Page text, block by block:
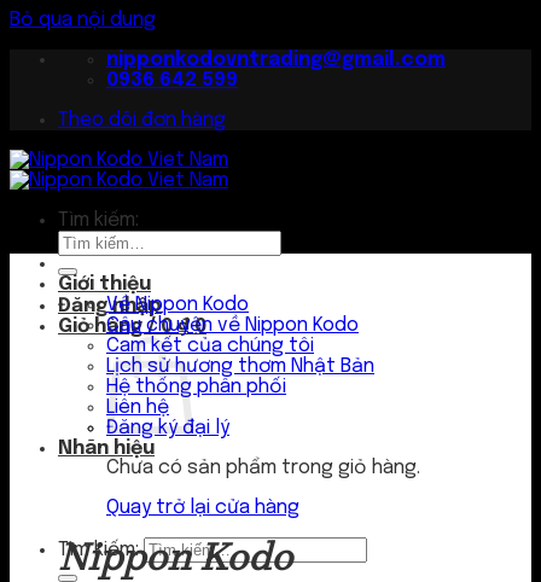
Bỏ qua nội dung
nipponkodovntrading@gmail.com
0936 642 599
Theo dõi đơn hàng
Tìm kiếm:
Đăng nhập
Giỏ hàng /0₫ 0
Chưa có sản phẩm trong giỏ hàng.
Quay trở lại cửa hàng
Tìm kiếm:
Giới thiệu
Về Nippon Kodo
Câu chuyện về Nippon Kodo
Cam kết của chúng tôi
Lịch sử hương thơm Nhật Bản
Hệ thống phân phối
Liên hệ
Đăng ký đại lý
Nhãn hiệu
Nippon Kodo